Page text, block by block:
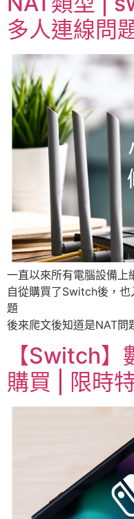
多人連線問
一直以來所有電腦設備上
自從購買了Switch後，
題
後來爬文後知道是NAT
【Switch
購買 | 限時